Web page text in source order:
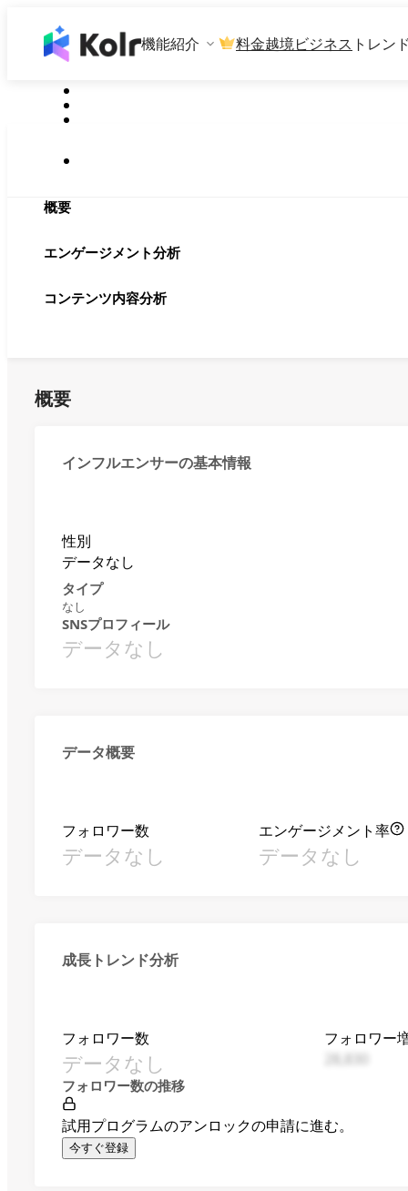
機能紹介 料金越境ビジネス トレン
概要
エンゲージメント分析
コンテンツ内容分析
概要
インフルエンサーの基本情報
性別
データなし
タイプ
なし
SNSプロフィール
データなし
データ概要
フォロワー数
データなし
エンゲージメント率
データなし
成長トレンド分析
フォロワー数
データなし
フォロワー
フォロワー数の推移
試用プログラムのアンロックの申請に進む。
今すぐ登録